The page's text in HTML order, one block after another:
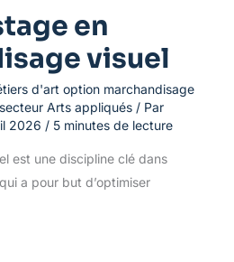
en
visuel
d'art option marchandisage
Arts appliqués/ Par
2026 / 5 minutes de lecture
est une discipline clé dans
a pour but d’optimiser